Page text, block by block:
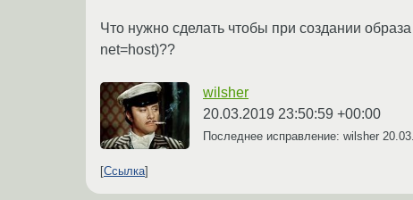
Что нужно сделать чтобы при создании
net=host)??
wilsher
20.03.2019 23:50:59 +00:00
Последнее исправление: wilsher
Ссылка